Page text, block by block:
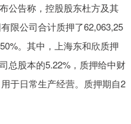
公告称，控股股东杜方及其
限公司合计质押了62,063,25
。其中，上海东和欣质押
总股本的5.22%，质押给中财
于日常生产经营。质押期自2